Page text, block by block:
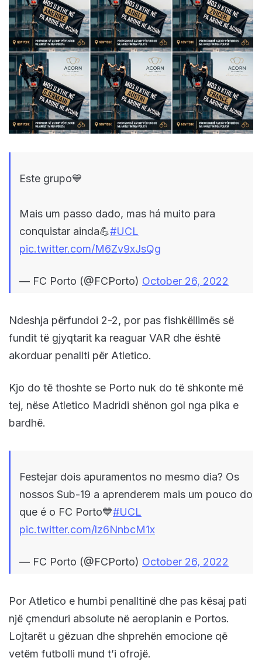
Este grupo💙
Mais um passo dado, mas há muito para
conquistar ainda💪#UCL
pic.twitter.com/M6Zv9xJsQg
— FC Porto (@FCPorto) October 26, 2022
Ndeshja përfundoi 2-2, por pas fishkëllimës së
fundit të gjyqtarit ka reaguar VAR dhe është
akorduar penallti për Atletico.
Kjo do të thoshte se Porto nuk do të shkonte më
tej, nëse Atletico Madridi shënon gol nga pika e
bardhë.
Festejar dois apuramentos no mesmo dia? Os
nossos Sub-19 a aprenderem mais um pouco do
que é o FC Porto💙#UCL
pic.twitter.com/lz6NnbcM1x
— FC Porto (@FCPorto) October 26, 2022
Por Atletico e humbi penalltinë dhe pas kësaj pati
një çmenduri absolute në aeroplanin e Portos.
Lojtarët u gëzuan dhe shprehën emocione që
vetëm futbolli mund t’i ofrojë.